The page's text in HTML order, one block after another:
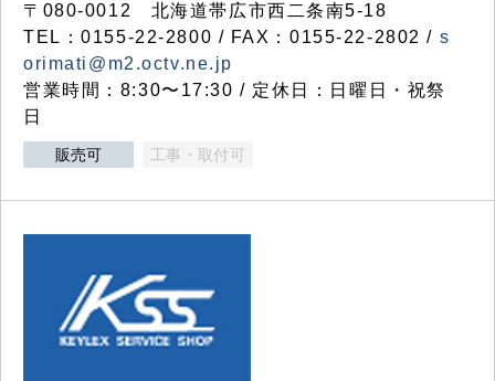
〒080-0012 北海道帯広市西二条南5-18
TEL：0155-22-2800 / FAX：0155-22-2802 / s
orimati@m2.octv.ne.jp
営業時間：8:30〜17:30 / 定休日：日曜日・祝祭
日
販売可 工事・取付可